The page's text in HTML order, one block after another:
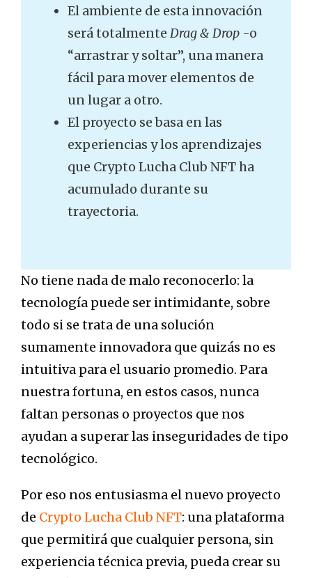
El ambiente de esta innovación
será totalmente Drag & Drop -o
“arrastrar y soltar”, una manera
fácil para mover elementos de
un lugar a otro.
El proyecto se basa en las
experiencias y los aprendizajes
que Crypto Lucha Club NFT ha
acumulado durante su
trayectoria.
No tiene nada de malo reconocerlo: la
tecnología puede ser intimidante, sobre
todo si se trata de una solución
sumamente innovadora que quizás no es
intuitiva para el usuario promedio. Para
nuestra fortuna, en estos casos, nunca
faltan personas o proyectos que nos
ayudan a superar las inseguridades de tipo
tecnológico.
Por eso nos entusiasma el nuevo proyecto
de Crypto Lucha Club NFT: una plataforma
que permitirá que cualquier persona, sin
experiencia técnica previa, pueda crear su